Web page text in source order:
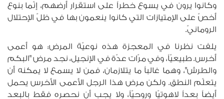
وكانوا يرون في يسوع خطراً على استقرار أرضهم، إنّما بنوع
أخصّ على الإمتيازات التي كانوا ينعمون بها في ظلّ الإحتلال
الرومانيّ.
يلفت نظرنا في المعجزة هذه نوعيّة المرض: هو أعمى
أخرس. طبيعيّاً، وفي مرّات عدّة في الإنجيل، نجد مرض "البكم
والطرش"، وهما غالباً ما يتلازمان، فمن لا يسمع لا يمكنه أن
يتعلّم النطق. ولكن مرض هذا الرجل الأعمى الأخرس يحمل
أيضاً بعداً لاهوتيّا وروحيّاً، ولا يجب أن نحصره فقط بالبعد